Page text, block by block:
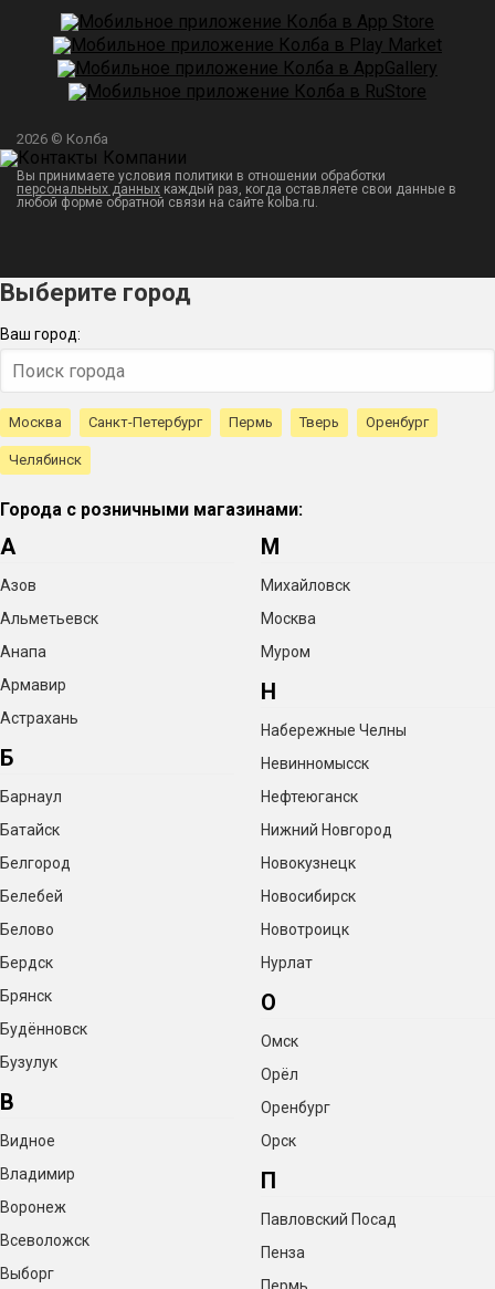
2026 © Колба
Вы принимаете условия политики в отношении обработки
персональных данных каждый раз, когда оставляете свои данные в
любой форме обратной связи на сайте kolba.ru.
Выберите город
Ваш город:
Москва Санкт-Петербург Пермь Тверь Оренбург
Челябинск
Города с розничными магазинами:
А
Азов
Альметьевск
Анапа
Армавир
Астрахань
Б
Барнаул
Батайск
Белгород
Белебей
Белово
Бердск
Брянск
Будённовск
Бузулук
В
Видное
Владимир
Воронеж
Всеволожск
Выборг
М
Михайловск
Москва
Муром
Н
Набережные Челны
Невинномысск
Нефтеюганск
Нижний Новгород
Новокузнецк
Новосибирск
Новотроицк
Нурлат
О
Омск
Орёл
Оренбург
Орск
П
Павловский Посад
Пенза